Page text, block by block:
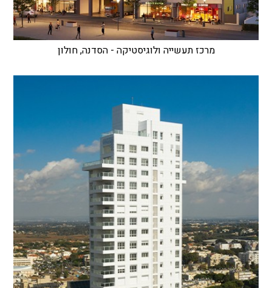
מרכז תעשייה ולוגיסטיקה - הסדנה, חולון